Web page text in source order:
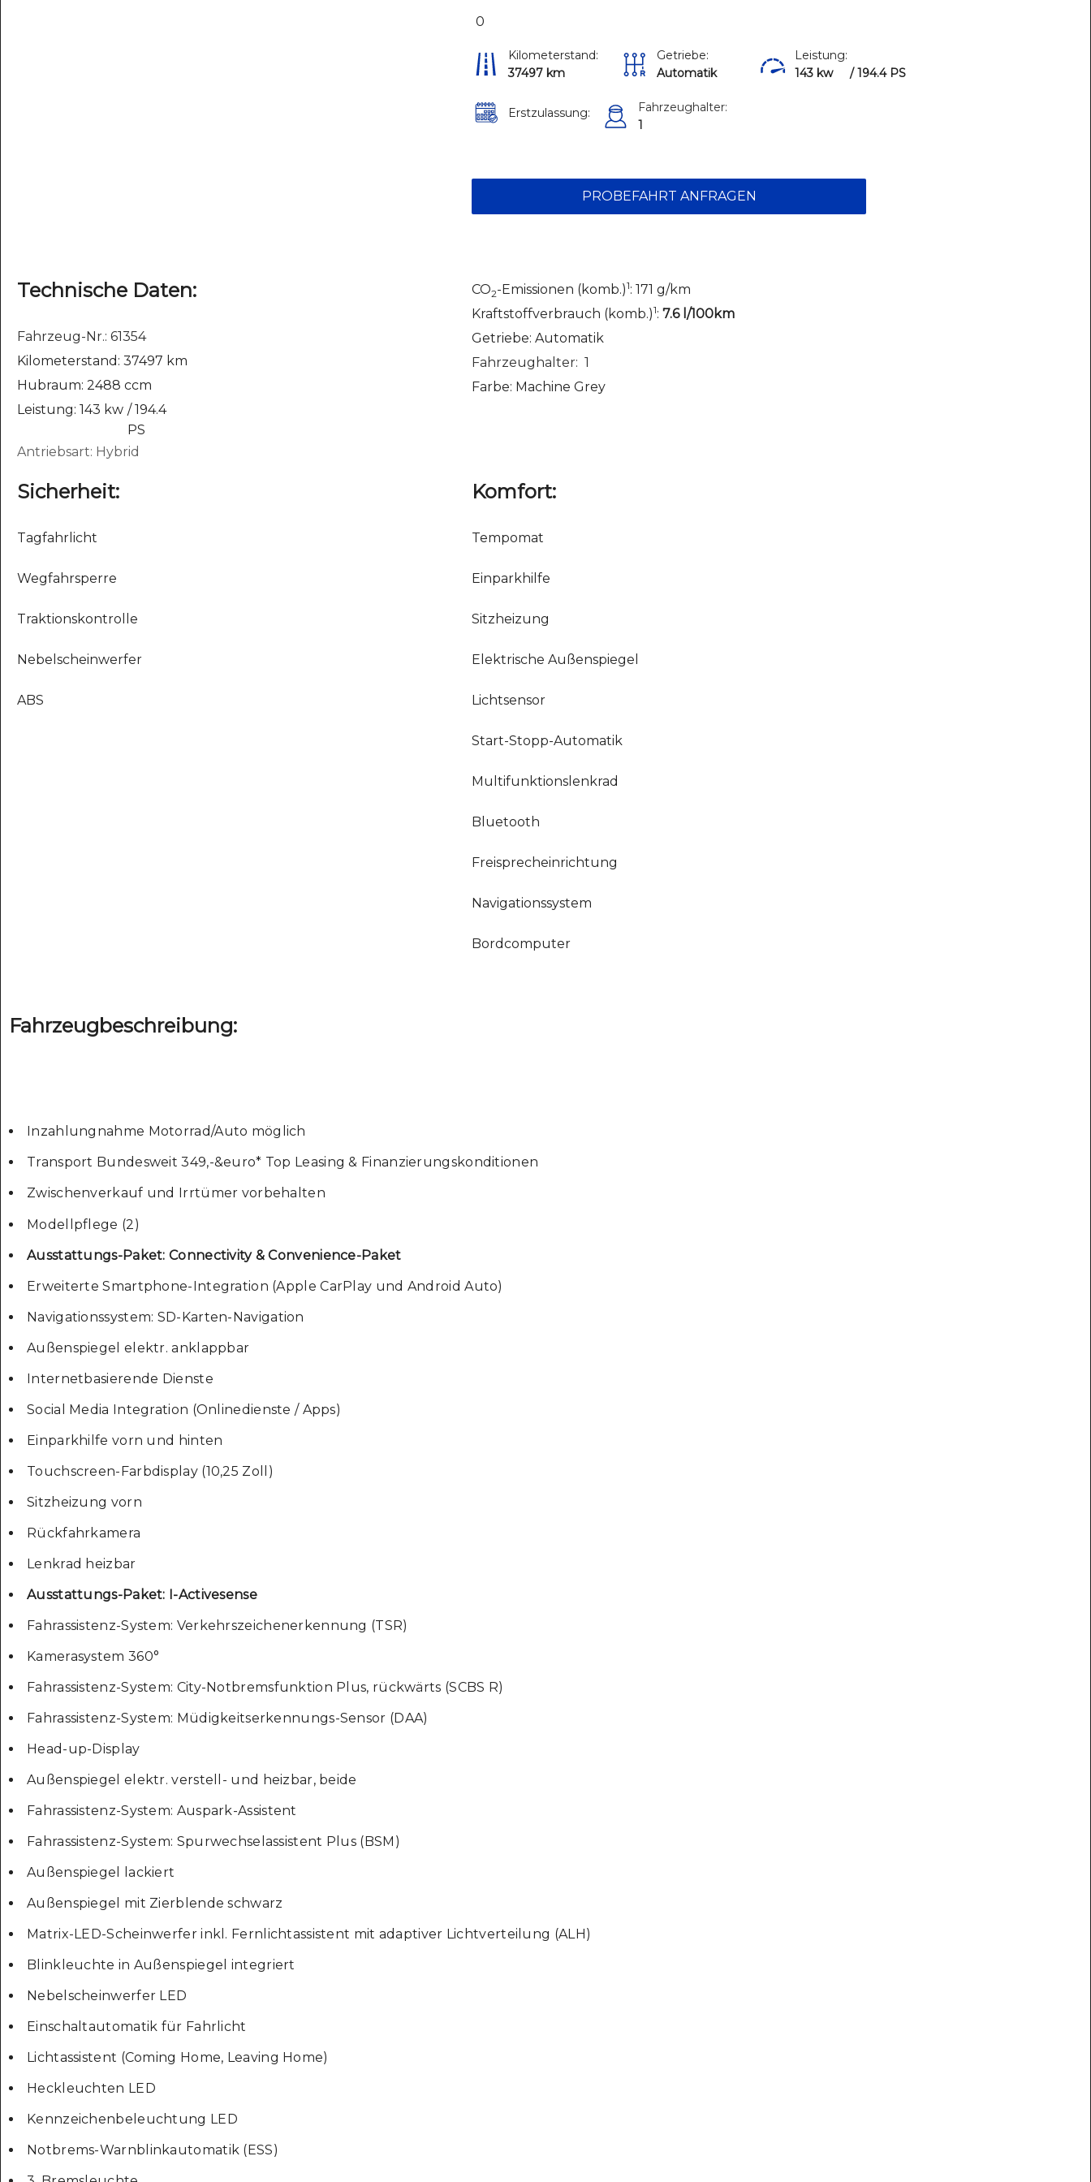
0
Kilometerstand:
37497 km
Getriebe:
Automatik
Leistung:
143 kw
/ 194.4 PS
Erstzulassung:
Fahrzeughalter:
1
PROBEFAHRT ANFRAGEN
Technische Daten:
Fahrzeug-Nr.: 61354
Kilometerstand: 37497 km
Hubraum: 2488 ccm
Leistung: 143 kw / 194.4
PS
Antriebsart: Hybrid
CO2-Emissionen (komb.)1: 171 g/km
Kraftstoffverbrauch (komb.)1: 7.6 l/100km
Getriebe: Automatik
Fahrzeughalter: 1
Farbe: Machine Grey
Sicherheit:
Tagfahrlicht
Wegfahrsperre
Traktionskontrolle
Nebelscheinwerfer
ABS
Komfort:
Tempomat
Einparkhilfe
Sitzheizung
Elektrische Außenspiegel
Lichtsensor
Start-Stopp-Automatik
Multifunktionslenkrad
Bluetooth
Freisprecheinrichtung
Navigationssystem
Bordcomputer
Fahrzeugbeschreibung:
Inzahlungnahme Motorrad/Auto möglich
Transport Bundesweit 349,-&euro* Top Leasing & Finanzierungskonditionen
Zwischenverkauf und Irrtümer vorbehalten
Modellpflege (2)
Ausstattungs-Paket: Connectivity & Convenience-Paket
Erweiterte Smartphone-Integration (Apple CarPlay und Android Auto)
Navigationssystem: SD-Karten-Navigation
Außenspiegel elektr. anklappbar
Internetbasierende Dienste
Social Media Integration (Onlinedienste / Apps)
Einparkhilfe vorn und hinten
Touchscreen-Farbdisplay (10,25 Zoll)
Sitzheizung vorn
Rückfahrkamera
Lenkrad heizbar
Ausstattungs-Paket: I-Activesense
Fahrassistenz-System: Verkehrszeichenerkennung (TSR)
Kamerasystem 360°
Fahrassistenz-System: City-Notbremsfunktion Plus, rückwärts (SCBS R)
Fahrassistenz-System: Müdigkeitserkennungs-Sensor (DAA)
Head-up-Display
Außenspiegel elektr. verstell- und heizbar, beide
Fahrassistenz-System: Auspark-Assistent
Fahrassistenz-System: Spurwechselassistent Plus (BSM)
Außenspiegel lackiert
Außenspiegel mit Zierblende schwarz
Matrix-LED-Scheinwerfer inkl. Fernlichtassistent mit adaptiver Lichtverteilung (ALH)
Blinkleuchte in Außenspiegel integriert
Nebelscheinwerfer LED
Einschaltautomatik für Fahrlicht
Lichtassistent (Coming Home, Leaving Home)
Heckleuchten LED
Kennzeichenbeleuchtung LED
Notbrems-Warnblinkautomatik (ESS)